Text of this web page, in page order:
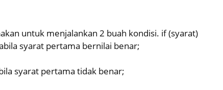
untuk menjalankan 2 buah kondisi. if (syarat)
syarat pertama bernilai benar;
syarat pertama tidak benar;